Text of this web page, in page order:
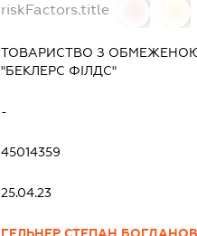
riskFactors.title
ТОВАРИСТВО З
"БЕКЛЕРС ФІЛДС"
-
45014359
25.04.23
ГЕЛЬНЕР СТЕПАН